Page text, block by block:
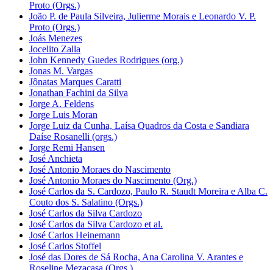
Proto (Orgs.)
João P. de Paula Silveira, Julierme Morais e Leonardo V. P.
Proto (Orgs.)
Joás Menezes
Jocelito Zalla
John Kennedy Guedes Rodrigues (org.)
Jonas M. Vargas
Jônatas Marques Caratti
Jonathan Fachini da Silva
Jorge A. Feldens
Jorge Luis Moran
Jorge Luiz da Cunha, Laísa Quadros da Costa e Sandiara
Daíse Rosanelli (orgs.)
Jorge Remi Hansen
José Anchieta
José Antonio Moraes do Nascimento
José Antonio Moraes do Nascimento (Org.)
José Carlos da S. Cardozo, Paulo R. Staudt Moreira e Alba C.
Couto dos S. Salatino (Orgs.)
José Carlos da Silva Cardozo
José Carlos da Silva Cardozo et al.
José Carlos Heinemann
José Carlos Stoffel
José das Dores de Sá Rocha, Ana Carolina V. Arantes e